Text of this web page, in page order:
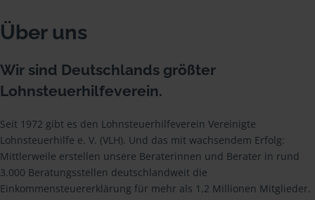
Über uns
Wir sind Deutschlands größter
Lohnsteuerhilfeverein.
Seit 1972 gibt es den Lohnsteuerhilfeverein Vereinigte
Lohnsteuerhilfe e. V. (VLH). Und das mit wachsendem Erfolg:
Mittlerweile erstellen unsere Beraterinnen und Berater in rund
3.000 Beratungsstellen deutschlandweit die
Einkommensteuererklärung für mehr als 1,2 Millionen Mitglieder.